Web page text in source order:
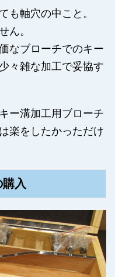
も軸穴の中こと。
ん。
なブローチでのキー
々雑な加工で妥協す
ー溝加工用ブローチ
楽をしたかっただけ
入